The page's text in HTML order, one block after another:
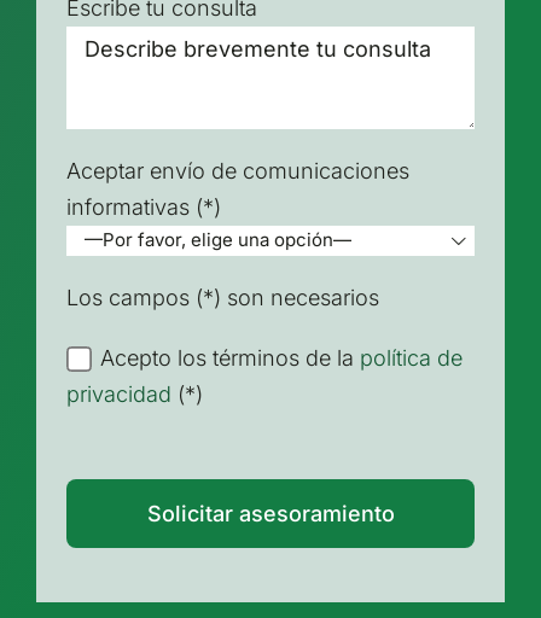
Escribe tu consulta
Aceptar envío de comunicaciones
informativas (*)

Los campos (*) son necesarios
Acepto los términos de la política de
privacidad (*)